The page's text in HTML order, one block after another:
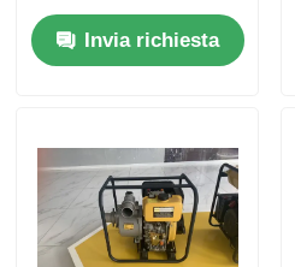
aspirazione massima
8 M e testa totale
nominale 16 m Adatta
acque reflue
Invia richiesta